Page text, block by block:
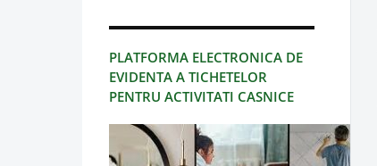
PLATFORMA ELECTRONICA DE
EVIDENTA A TICHETELOR
PENTRU ACTIVITATI CASNICE